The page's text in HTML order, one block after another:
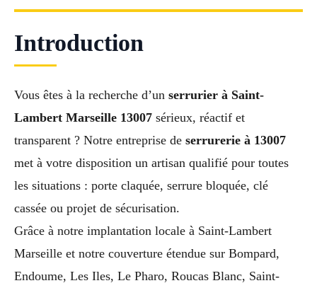
Introduction
Vous êtes à la recherche d’un serrurier à Saint-
Lambert Marseille 13007 sérieux, réactif et
transparent ? Notre entreprise de serrurerie à 13007
met à votre disposition un artisan qualifié pour toutes
les situations : porte claquée, serrure bloquée, clé
cassée ou projet de sécurisation.
Grâce à notre implantation locale à Saint-Lambert
Marseille et notre couverture étendue sur Bompard,
Endoume, Les Iles, Le Pharo, Roucas Blanc, Saint-